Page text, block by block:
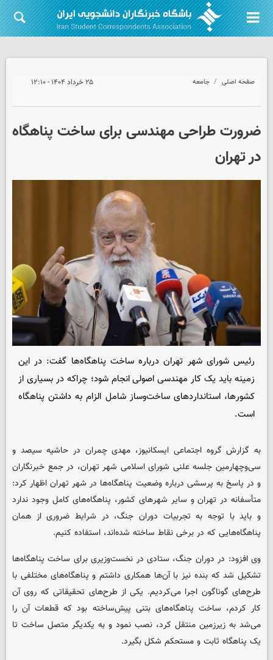
صفحه اصلی جامعه ۲۵ خرداد ۱۴۰۴ - ۱۲:۱۰
ضرورت طراحی مهندسی برای ساخت پناهگاه
در تهران
رئیس شورای شهر تهران درباره ساخت پناهگاه‌ها گفت: در این
زمینه باید یک کار مهندسی اصولی انجام شود؛ چراکه در بسیاری از
کشورها، استانداردهای ساخت‌وساز شامل الزام به داشتن پناهگاه
است.
به گزارش گروه اجتماعی ایسکانیوز، مهدی چمران در حاشیه سیصد و
سی‌وچهارمین جلسه علنی شورای اسلامی شهر تهران، در جمع خبرنگاران
و در پاسخ به پرسشی درباره وضعیت پناهگاه‌ها در شهر تهران اظهار کرد:
متأسفانه در تهران و سایر شهرهای کشور، پناهگاه‌های کامل وجود ندارد
و باید با توجه به تجربیات دوران جنگ، در شرایط ضروری از همان
پناهگاه‌هایی که در برخی نقاط ساخته شده‌اند، استفاده کنیم.
وی افزود: در دوران جنگ، ستادی در نخست‌وزیری برای ساخت پناهگاه‌ها
تشکیل شد که بنده نیز با آن‌ها همکاری داشتم و پناهگاه‌های مختلفی با
طرح‌های گوناگون اجرا می‌کردیم. یکی از طرح‌های تحقیقاتی که روی آن
کار کردم، ساخت پناهگاه‌های بتنی پیش‌ساخته بود که قطعات آن را
می‌شد به زیرزمین منتقل کرد، نصب نمود و به یکدیگر متصل ساخت تا
یک پناهگاه ثابت و مستحکم شکل بگیرد.